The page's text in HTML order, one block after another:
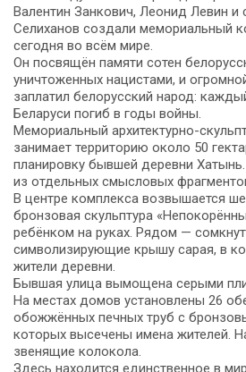
Валентин Занкович, Леонид Левин и
Селиханов создали мемориальный
сегодня во всём мире.
Он посвящён памяти сотен
уничтоженных нацистами, и
заплатил белорусский народ:
Беларуси погиб в годы войны.
Мемориальный архитектурно-
занимает территорию около 50
планировку бывшей деревни
из отдельных смысловых
В центре комплекса возвышается
бронзовая скульптура
ребёнком на руках. Рядом —
символизирующие крышу сарая, в
жители деревни.
Бывшая улица вымощена серыми
На местах домов установлены 26
обожжённых печных труб с
которых высечены имена жителей.
звенящие колокола.
Здесь находится единственное в